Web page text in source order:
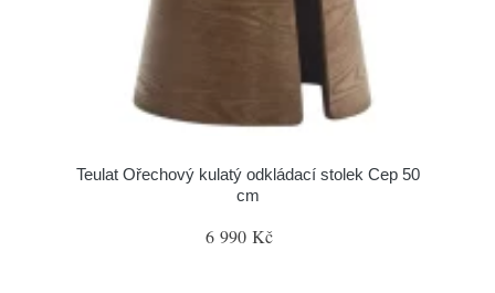
Teulat Ořechový kulatý odkládací stolek Cep 50
cm
6 990 Kč